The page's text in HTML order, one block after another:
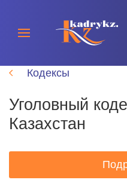
Кодексы
Уголовный
Казахстан